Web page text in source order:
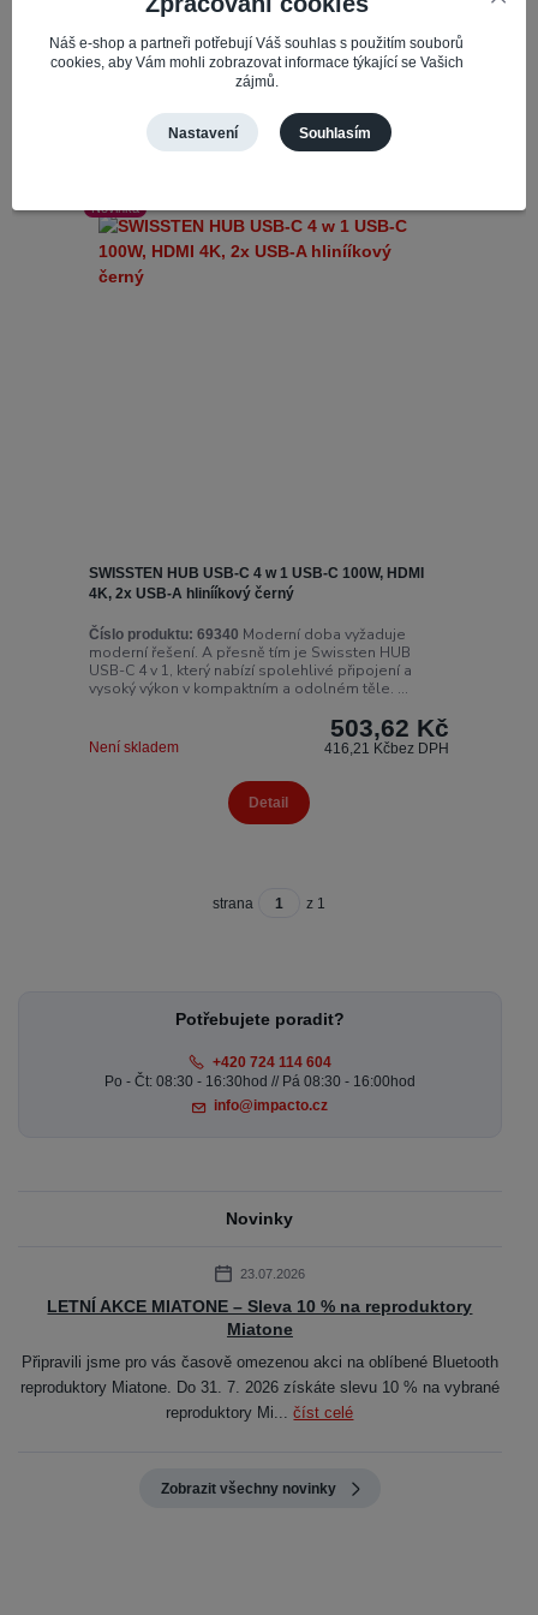
potřebuje rozšířit konektivitu svého ...
956,29 Kč
Není skladem
Detail
Novinka
SWISSTEN HUB USB-C 4 w 1 USB-C 100W, HDMI
4K, 2x USB-A hlinííkový černý
Číslo produktu: 69340 Moderní doba vyžaduje
moderní řešení. A přesně tím je Swissten HUB
USB-C 4 v 1, který nabízí spolehlivé připojení a
vysoký výkon v kompaktním a odolném těle. ...
503,62 Kč
416,21 Kčbez DPH
Není skladem
Detail
strana z 1
Potřebujete poradit?
+420 724 114 604
Po - Čt: 08:30 - 16:30hod // Pá 08:30 - 16:00hod
info@impacto.cz
Novinky
23.07.2026
LETNÍ AKCE MIATONE – Sleva 10 % na reproduktory
Miatone
Připravili jsme pro vás časově omezenou akci na oblíbené Bluetooth
reproduktory Miatone. Do 31. 7. 2026 získáte slevu 10 % na vybrané
reproduktory Mi...číst celé
Zobrazit všechny novinky
Náš e-shop a partneři potřebují Váš souhlas s použitím souborů
cookies, aby Vám mohli zobrazovat informace týkající se Vašich
zájmů.
Nastavení Souhlasím